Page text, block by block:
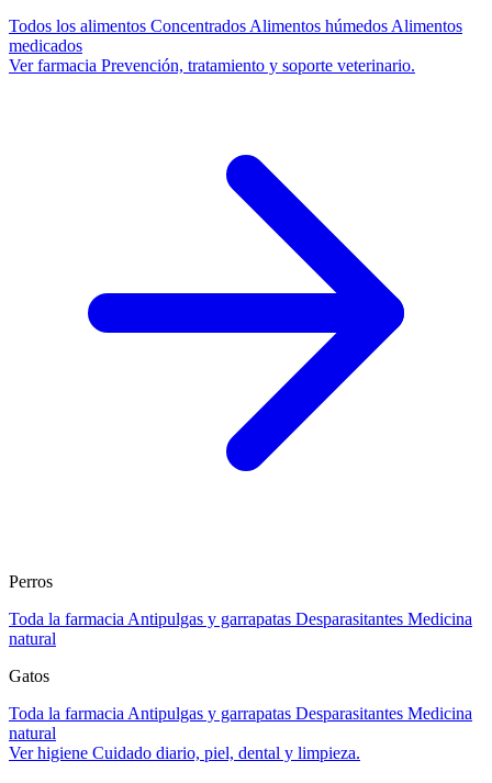
Todos los alimentos Concentrados Alimentos húmedos Alimentos
medicados
Ver farmacia Prevención, tratamiento y soporte veterinario.
Perros
Toda la farmacia Antipulgas y garrapatas Desparasitantes Medicina
natural
Gatos
Toda la farmacia Antipulgas y garrapatas Desparasitantes Medicina
natural
Ver higiene Cuidado diario, piel, dental y limpieza.